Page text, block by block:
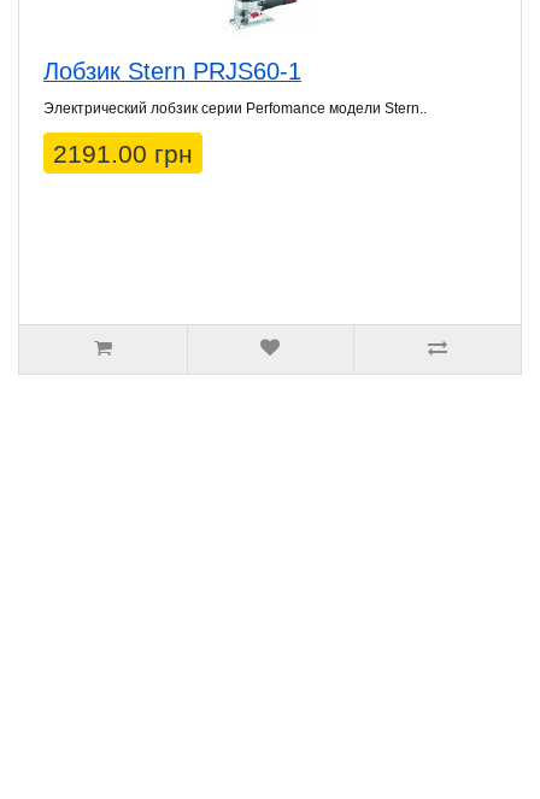
Лобзик Stern PRJS60-1
Электрический лобзик серии Perfomance модели Stern..
2191.00 грн